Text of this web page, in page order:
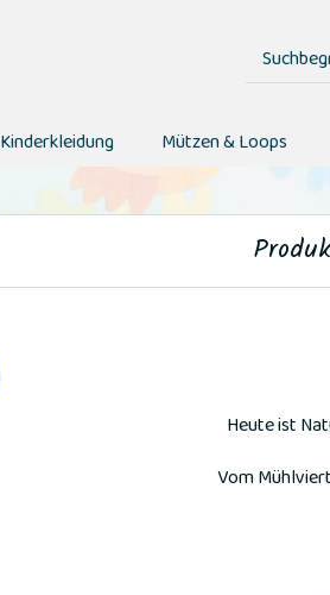
Kinderkleidung Mützen & Loops
Heute ist
Vom